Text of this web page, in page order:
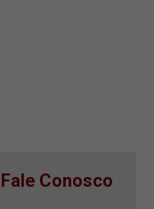
Conosco